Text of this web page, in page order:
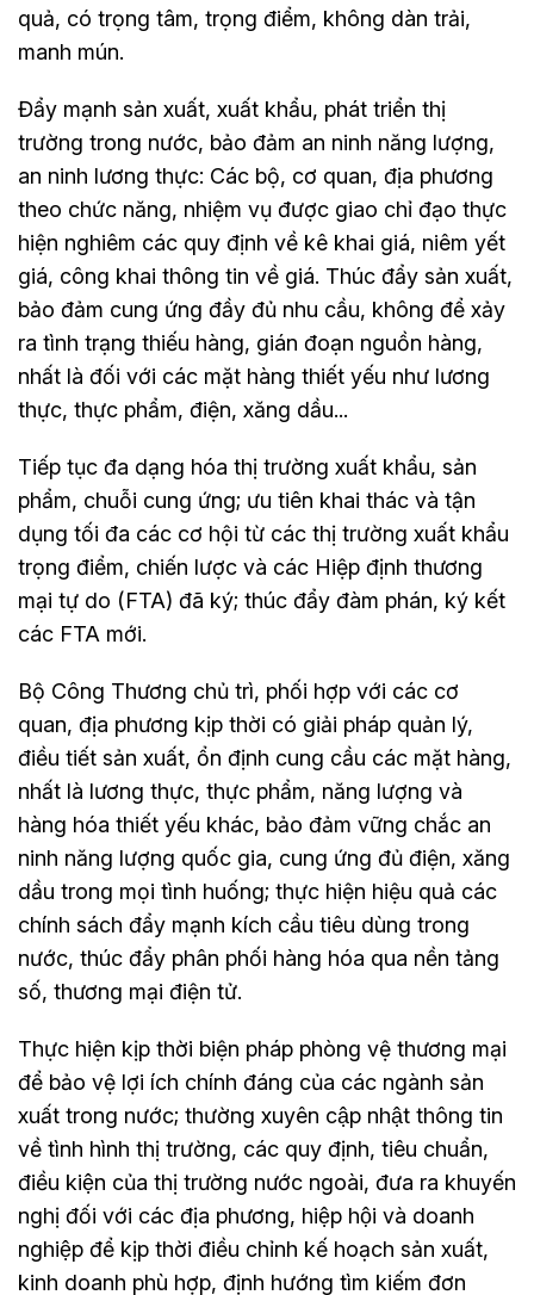
quả, có trọng tâm, trọng điểm, không dàn trải,
manh mún.
Đẩy mạnh sản xuất, xuất khẩu, phát triển thị
trường trong nước, bảo đảm an ninh năng lượng,
an ninh lương thực: Các bộ, cơ quan, địa phương
theo chức năng, nhiệm vụ được giao chỉ đạo thực
hiện nghiêm các quy định về kê khai giá, niêm yết
giá, công khai thông tin về giá. Thúc đẩy sản xuất,
bảo đảm cung ứng đầy đủ nhu cầu, không để xảy
ra tình trạng thiếu hàng, gián đoạn nguồn hàng,
nhất là đối với các mặt hàng thiết yếu như lương
thực, thực phẩm, điện, xăng dầu...
Tiếp tục đa dạng hóa thị trường xuất khẩu, sản
phẩm, chuỗi cung ứng; ưu tiên khai thác và tận
dụng tối đa các cơ hội từ các thị trường xuất khẩu
trọng điểm, chiến lược và các Hiệp định thương
mại tự do (FTA) đã ký; thúc đẩy đàm phán, ký kết
các FTA mới.
Bộ Công Thương chủ trì, phối hợp với các cơ
quan, địa phương kịp thời có giải pháp quản lý,
điều tiết sản xuất, ổn định cung cầu các mặt hàng,
nhất là lương thực, thực phẩm, năng lượng và
hàng hóa thiết yếu khác, bảo đảm vững chắc an
ninh năng lượng quốc gia, cung ứng đủ điện, xăng
dầu trong mọi tình huống; thực hiện hiệu quả các
chính sách đẩy mạnh kích cầu tiêu dùng trong
nước, thúc đẩy phân phối hàng hóa qua nền tảng
số, thương mại điện tử.
Thực hiện kịp thời biện pháp phòng vệ thương mại
để bảo vệ lợi ích chính đáng của các ngành sản
xuất trong nước; thường xuyên cập nhật thông tin
về tình hình thị trường, các quy định, tiêu chuẩn,
điều kiện của thị trường nước ngoài, đưa ra khuyến
nghị đối với các địa phương, hiệp hội và doanh
nghiệp để kịp thời điều chỉnh kế hoạch sản xuất,
kinh doanh phù hợp, định hướng tìm kiếm đơn